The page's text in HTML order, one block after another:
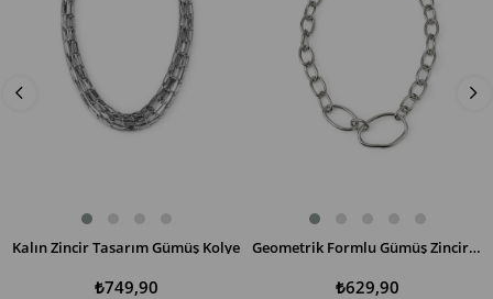
SEPETE EKLE
Kalın Zincir Tasarım Gümüş Kolye
₺749,90
SEPETE EKLE Geometrik Formlu Gümüş Zincir Kolye
₺629,90